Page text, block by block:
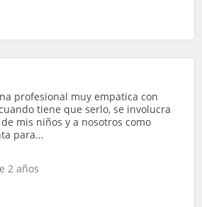
profesional muy empatica con
tiene que serlo, se involucra
mis niños y a nosotros como
para...
2 años